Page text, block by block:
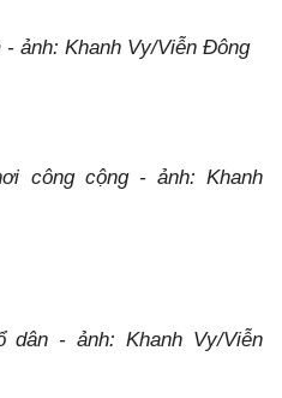
ảnh: Khanh Vy/Viễn Đông
công cộng - ảnh: Khanh
- ảnh: Khanh Vy/Viễn